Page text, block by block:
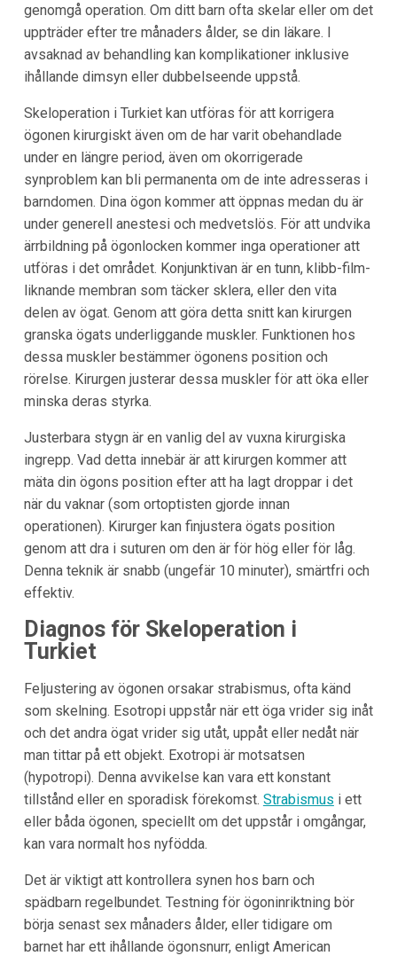
genomgå operation. Om ditt barn ofta skelar eller om det
uppträder efter tre månaders ålder, se din läkare. I
avsaknad av behandling kan komplikationer inklusive
ihållande dimsyn eller dubbelseende uppstå.
Skeloperation i Turkiet kan utföras för att korrigera
ögonen kirurgiskt även om de har varit obehandlade
under en längre period, även om okorrigerade
synproblem kan bli permanenta om de inte adresseras i
barndomen. Dina ögon kommer att öppnas medan du är
under generell anestesi och medvetslös. För att undvika
ärrbildning på ögonlocken kommer inga operationer att
utföras i det området. Konjunktivan är en tunn, klibb-film-
liknande membran som täcker sklera, eller den vita
delen av ögat. Genom att göra detta snitt kan kirurgen
granska ögats underliggande muskler. Funktionen hos
dessa muskler bestämmer ögonens position och
rörelse. Kirurgen justerar dessa muskler för att öka eller
minska deras styrka.
Justerbara stygn är en vanlig del av vuxna kirurgiska
ingrepp. Vad detta innebär är att kirurgen kommer att
mäta din ögons position efter att ha lagt droppar i det
när du vaknar (som ortoptisten gjorde innan
operationen). Kirurger kan finjustera ögats position
genom att dra i suturen om den är för hög eller för låg.
Denna teknik är snabb (ungefär 10 minuter), smärtfri och
effektiv.
Diagnos för Skeloperation i
Turkiet
Feljustering av ögonen orsakar strabismus, ofta känd
som skelning. Esotropi uppstår när ett öga vrider sig inåt
och det andra ögat vrider sig utåt, uppåt eller nedåt när
man tittar på ett objekt. Exotropi är motsatsen
(hypotropi). Denna avvikelse kan vara ett konstant
tillstånd eller en sporadisk förekomst. Strabismus i ett
eller båda ögonen, speciellt om det uppstår i omgångar,
kan vara normalt hos nyfödda.
Det är viktigt att kontrollera synen hos barn och
spädbarn regelbundet. Testning för ögoninriktning bör
börja senast sex månaders ålder, eller tidigare om
barnet har ett ihållande ögonsnurr, enligt American